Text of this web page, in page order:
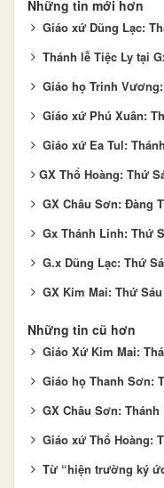
Những tin mới hơn
Giáo xứ Dũng Lạc:
Thánh lễ Tiệc Ly tại
Giáo họ Trinh
Giáo xứ Phú Xuân:
Giáo xứ Ea Tul:
​​​​​​​GX Thổ Hoàng: Thứ
GX Châu Sơn: Đàng
Gx Thánh Linh: Thứ
G.x Dũng Lạc: Thứ
GX Kim Mai: Thứ
Những tin cũ hơn
Giáo Xứ Kim Mai:
Giáo họ Thanh Sơn:
GX Châu Sơn:
Giáo xứ Thổ Hoàng:
Từ “hiện trường ký